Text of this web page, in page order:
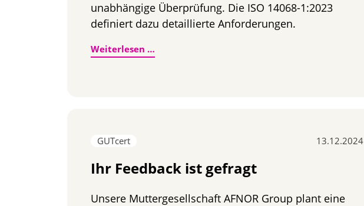
unabhängige Überprüfung. Die ISO 14068-1:2023
definiert dazu detaillierte Anforderungen.
Weiterlesen …
GUTcert 13.12.2024
Ihr Feedback ist gefragt
Unsere Muttergesellschaft AFNOR Group plant eine